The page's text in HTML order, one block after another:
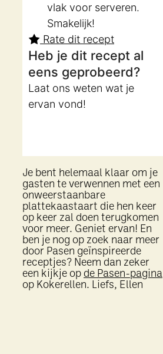
vlak voor serveren.
Smakelijk!
Rate dit recept
Heb je dit recept al
eens geprobeerd?
Laat ons weten wat je
ervan vond!
Je bent helemaal klaar om je
gasten te verwennen met een
onweerstaanbare
plattekaastaart die hen keer
op keer zal doen terugkomen
voor meer. Geniet ervan! En
ben je nog op zoek naar meer
door Pasen geïnspireerde
receptjes? Neem dan zeker
een kijkje op de Pasen-pagina
op Kokerellen. Liefs, Ellen